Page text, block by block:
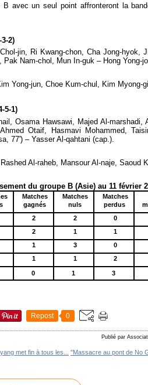
B avec un seul point affronteront la
2)
jin, Ri Kwang-chon, Cha Jong-hyok,
Nam-chol, Mun In-guk – Hong Yong-
Yong-jun, Choe Kum-chul, Kim Myong-
5-1)
Osama Hawsawi, Majed Al-marshadi
Ahmed Otaif, Hasmavi Mohammed,
77') – Yasser Al-qahtani (cap.).
Al-raheb, Mansour Al-naje, Saoud
du groupe B (Asie) au 11 février
Matches
gagnés
Matches
nuls
Matches
perdus
2 2
0
2 1
1
1 3
0
1 1
2
0 1 3
Repost 0
Publié par
met fin à tous les... "Massacre au pont de No